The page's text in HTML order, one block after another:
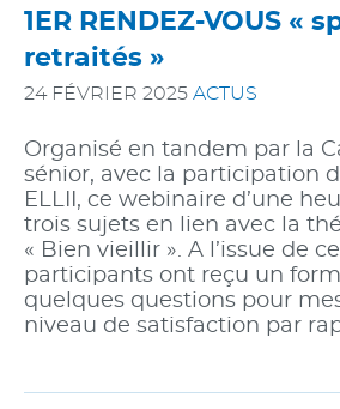
1ER RENDEZ-VOUS «
retraités »
24 FÉVRIER 2025 ACTUS
Organisé en tandem par la
sénior, avec la participation
ELLII, ce webinaire d’une
trois sujets en lien avec la
« Bien vieillir ». A l’issue de
participants ont reçu un
quelques questions pour
niveau de satisfaction par